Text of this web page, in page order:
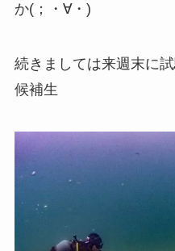
か(；・∀・)
続きましては来週末に
候補生